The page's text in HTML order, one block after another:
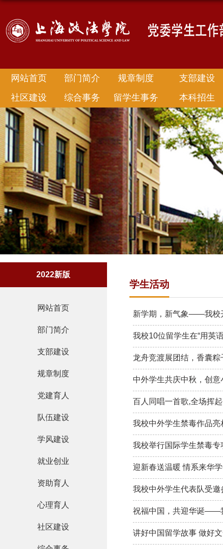
网站首页 部门简介 规章制度
支部建设
社区建设
综合事务 留学生事务 本科招生
2022新版
网站首页
部门简介
支部建设
规章制度
党建育人
队伍建设
学风建设
就业创业
资助育人
心理育人
社区建设
学生活动
新学期，新气象——我校
我校10位留学生在“用英
龙舟竞渡展团结，香囊
中外学生共庆中秋，创
百人同唱一首歌,全场挥
我校中外学生禁毒作品
我校举行国际学生禁毒
迎新春送温暖 情系来华
我校中外学生代表队受邀
祝福中国，共迎华诞——
讲好中国留学故事 做好